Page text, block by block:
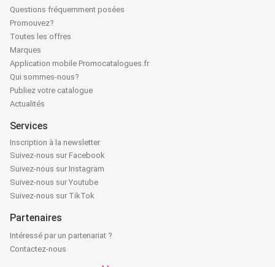
Questions fréquemment posées
Promouvez?
Toutes les offres
Marques
Application mobile Promocatalogues.fr
Qui sommes-nous?
Publiez votre catalogue
Actualités
Services
Inscription à la newsletter
Suivez-nous sur Facebook
Suivez-nous sur Instagram
Suivez-nous sur Youtube
Suivez-nous sur TikTok
Partenaires
Intéressé par un partenariat ?
Contactez-nous